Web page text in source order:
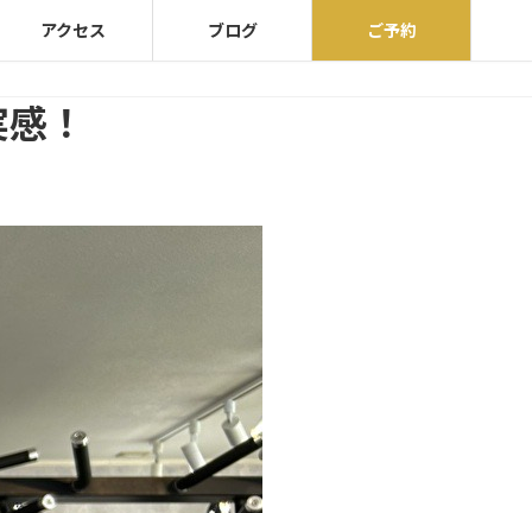
アクセス ブログ ご予約
！